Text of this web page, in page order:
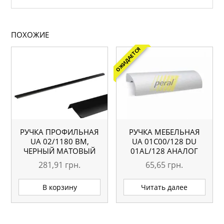
ПОХОЖИЕ
РУЧКА ПРОФИЛЬНАЯ
UA 02/1180 BM,
ЧЕРНЫЙ МАТОВЫЙ
281,91 грн.
В корзину
ОЖИДАЕТСЯ
РУЧКА МЕБЕЛЬНАЯ
UA 01С00/128 DU
01AL/128 АНАЛОГ
65,65 грн.
Читать далее